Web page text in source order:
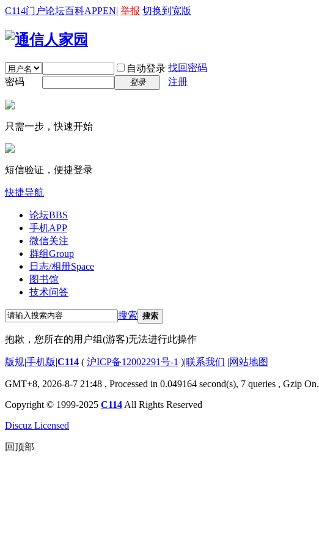
C114门户论坛百科APPEN| 举报 切换到宽版
自动登录 找回密码
密码
登录 注册
只需一步，快速开始
短信验证，便捷登录
快捷导航
论坛BBS
手机APP
微信关注
群组Group
日志/相册Space
图书馆
技术问答
搜索 搜索
抱歉，您所在的用户组(游客)无法进行此操作
版规|手机版|C114 ( 沪ICP备12002291号-1 )|联系我们 |网站地图
GMT+8, 2026-8-7 21:48 , Processed in 0.049164 second(s), 7 queries , Gzip On.
Copyright © 1999-2025 C114 All Rights Reserved
Discuz Licensed
回顶部